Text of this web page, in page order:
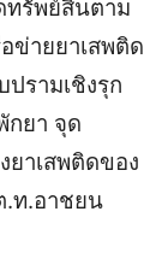
ทรัพย์สินตาม
ข่ายยาเสพติด
รามเชิงรุก
กยา จุด
ยาเสพติดของ
.ท.อาชยน